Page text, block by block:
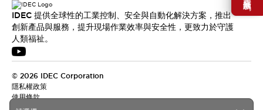
IDEC 提供全球性的工業控制、安全與自動化解決方案，推出
創新產品與服務，提升現場作業效率與安全性，更致力於守護
人類福祉。
© 2026 IDEC Corporation
隱私權政策
使用條款